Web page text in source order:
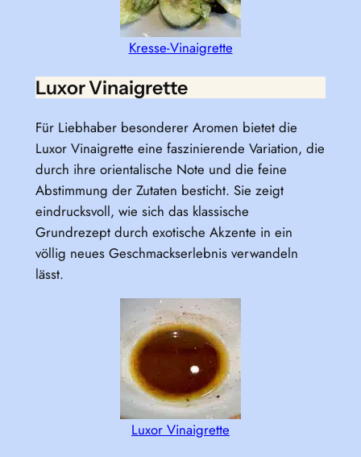
Kresse-Vinaigrette
Luxor Vinaigrette
Für Liebhaber besonderer Aromen bietet die
Luxor Vinaigrette eine faszinierende Variation, die
durch ihre orientalische Note und die feine
Abstimmung der Zutaten besticht. Sie zeigt
eindrucksvoll, wie sich das klassische
Grundrezept durch exotische Akzente in ein
völlig neues Geschmackserlebnis verwandeln
lässt.
Luxor Vinaigrette